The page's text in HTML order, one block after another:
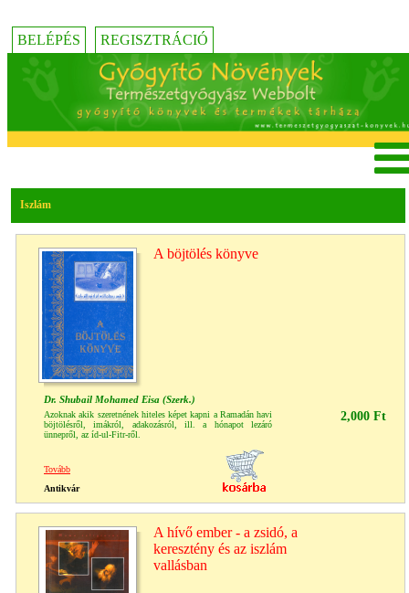
BELÉPÉS REGISZTRÁCIÓ
Iszlám
A böjtölés könyve
Dr. Shubail Mohamed Eisa (Szerk.)
Azoknak akik szeretnének hiteles képet kapni a Ramadán havi
böjtölésről, imákról, adakozásról, ill. a hónapot lezáró
ünnepről, az íd-ul-Fitr-ről.
2,000 Ft
Tovább
Antikvár
A hívő ember - a zsidó, a
keresztény és az iszlám
vallásban